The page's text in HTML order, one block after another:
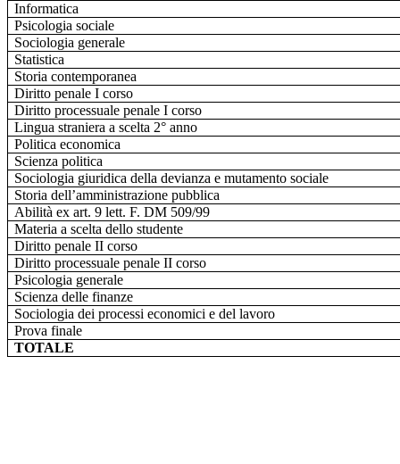
Informatica
Psicologia sociale
Sociologia generale
Statistica
Storia contemporanea
Diritto penale I corso
Diritto processuale penale I corso
Lingua straniera a scelta 2° anno
Politica economica
Scienza politica
Sociologia giuridica della devianza e mutamento sociale
Storia dell’amministrazione pubblica
Abilità ex art. 9 lett. F. DM 509/99
Materia a scelta dello studente
Diritto penale II corso
Diritto processuale penale II corso
Psicologia generale
Scienza delle finanze
Sociologia dei processi economici e del lavoro
Prova finale
TOTALE